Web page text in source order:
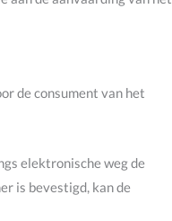
de consument van het
elektronische weg de
is bevestigd, kan de